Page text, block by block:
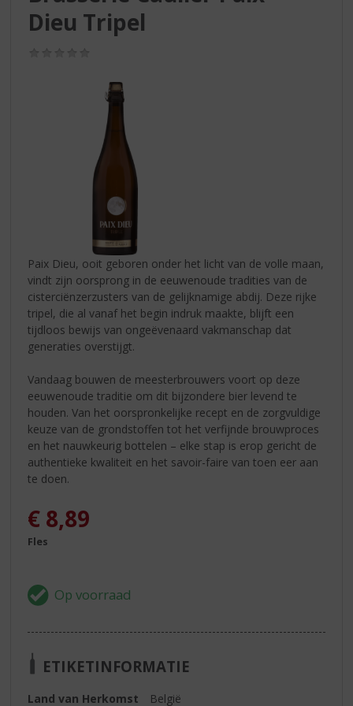
Dieu Tripel
Paix Dieu, ooit geboren onder het licht van de volle maan,
vindt zijn oorsprong in de eeuwenoude tradities van de
cisterciënzerzusters van de gelijknamige abdij. Deze rijke
tripel, die al vanaf het begin indruk maakte, blijft een
tijdloos bewijs van ongeëvenaard vakmanschap dat
generaties overstijgt.
Vandaag bouwen de meesterbrouwers voort op deze
eeuwenoude traditie om dit bijzondere bier levend te
houden. Van het oorspronkelijke recept en de zorgvuldige
keuze van de grondstoffen tot het verfijnde brouwproces
en het nauwkeurig bottelen – elke stap is erop gericht de
authentieke kwaliteit en het savoir-faire van toen eer aan
te doen.
€ 8,89
Fles
ETIKETINFORMATIE
Land van Herkomst
België